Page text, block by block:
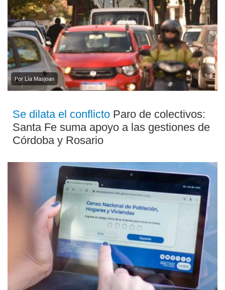
Por Lía Masjoan
Se dilata el conflicto Paro de colectivos:
Santa Fe suma apoyo a las gestiones de
Córdoba y Rosario